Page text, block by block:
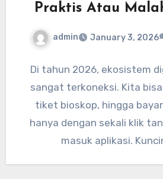
Praktis Atau
admin January 3, 2026
Di tahun 2026, ekosistem
sangat terkoneksi. Kita
tiket bioskop, hingga
hanya dengan sekali klik
masuk aplikasi.